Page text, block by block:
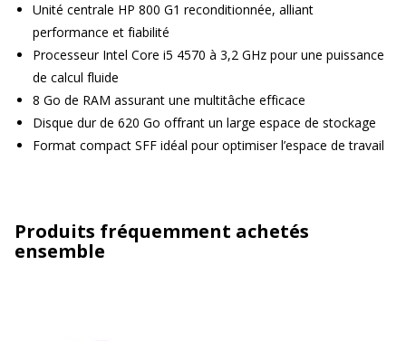
Unité centrale HP 800 G1 reconditionnée, alliant
performance et fiabilité
Processeur Intel Core i5 4570 à 3,2 GHz pour une puissance
de calcul fluide
8 Go de RAM assurant une multitâche efficace
Disque dur de 620 Go offrant un large espace de stockage
Format compact SFF idéal pour optimiser l’espace de travail
Produits fréquemment achetés
ensemble